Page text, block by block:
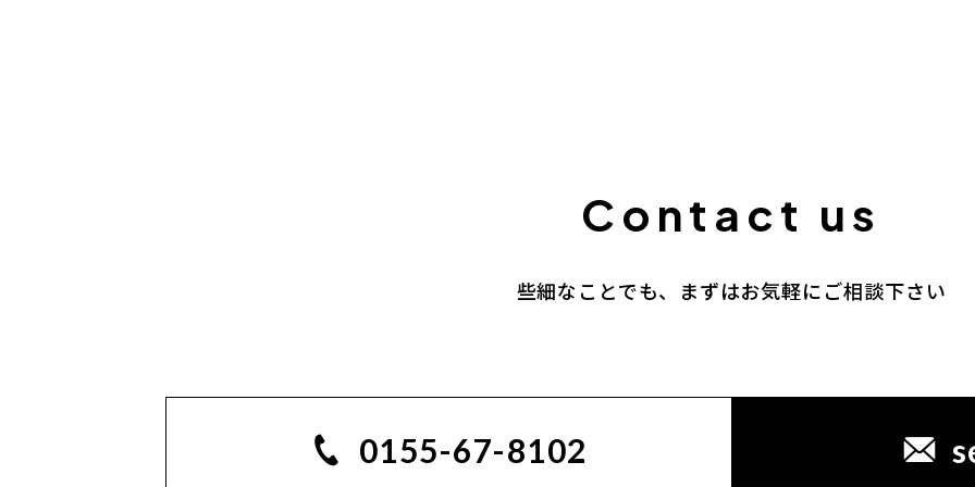
些細なことでも、まずはお気軽にご相談下さい
0155-67-8102